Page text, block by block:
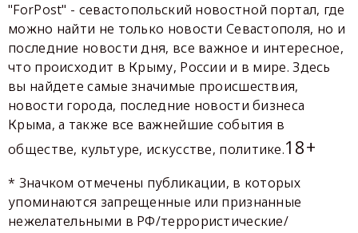
"ForPost" - севастопольский новостной портал, где
можно найти не только новости Севастополя, но и
последние новости дня, все важное и интересное,
что происходит в Крыму, России и в мире. Здесь
вы найдете самые значимые происшествия,
новости города, последние новости бизнеса
Крыма, а также все важнейшие события в
обществе, культуре, искусстве, политике.18+
* Значком отмечены публикации, в которых
упоминаются запрещенные или признанные
нежелательными в РФ/террористические/